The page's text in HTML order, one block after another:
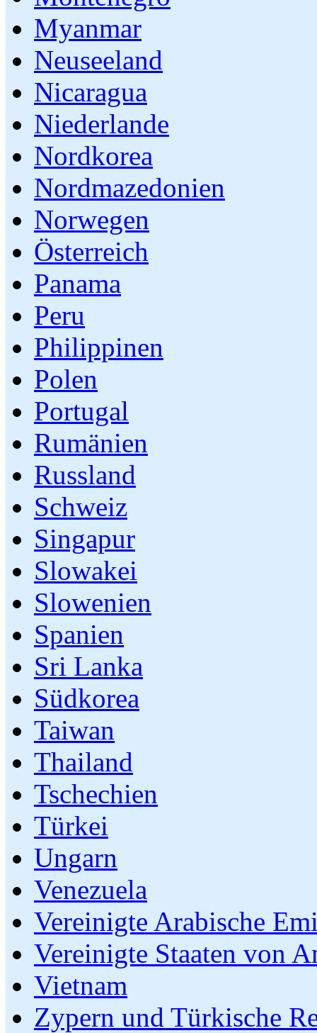
Myanmar
Neuseeland
Nicaragua
Niederlande
Nordkorea
Nordmazedonien
Norwegen
Österreich
Panama
Peru
Philippinen
Polen
Portugal
Rumänien
Russland
Schweiz
Singapur
Slowakei
Slowenien
Spanien
Sri Lanka
Südkorea
Taiwan
Thailand
Tschechien
Türkei
Ungarn
Venezuela
Vereinigte Arabische
Vereinigte Staaten von
Vietnam
Zypern und Türkische